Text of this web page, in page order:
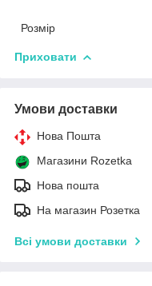
Розмір
Приховати
Умови доставки
Нова Пошта
Магазини Rozetka
Нова пошта
На магазин Розетка
Всі умови доставки